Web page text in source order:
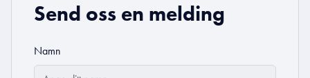
Send oss en melding
Namn